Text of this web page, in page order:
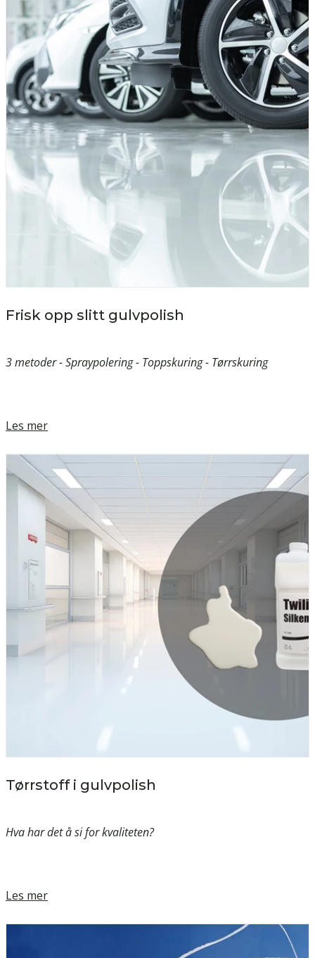
Frisk opp slitt gulvpolish
3 metoder - Spraypolering - Toppskuring - Tørrskuring
Les mer
Tørrstoff i gulvpolish
Hva har det å si for kvaliteten?
Les mer